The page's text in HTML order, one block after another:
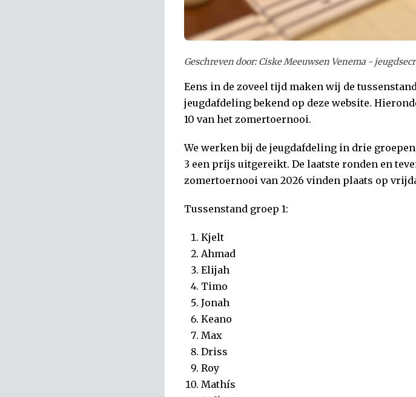
Geschreven door: Ciske Meeuwsen Venema -
Eens in de zoveel tijd maken wij de
jeugdafdeling bekend op deze website.
10 van het zomertoernooi.
We werken bij de jeugdafdeling in drie
3 een prijs uitgereikt. De laatste ronden en
zomertoernooi van 2026 vinden plaats op
Tussenstand groep 1:
Kjelt
Ahmad
Elijah
Timo
Jonah
Keano
Max
Driss
Roy
Mathís